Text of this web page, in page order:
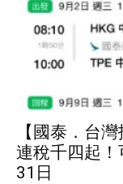
【國泰．台
連稅千四起！
31日